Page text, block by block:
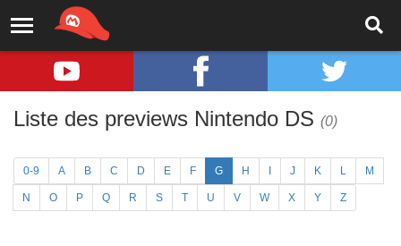
Liste des previews Nintendo DS (0)
0-9 A B C D E F G H J K L M
N O P Q R S T U V W X Y Z